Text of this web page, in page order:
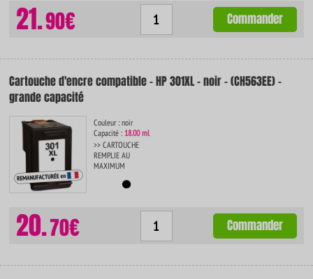
21.90€ Commander
Cartouche d'encre compatible - HP 301XL - noir - (CH563EE) -
grande capacité
Couleur : noir
Capacité : 18.00 ml
>> CARTOUCHE
REMPLIE AU
MAXIMUM
20.70€ Commander